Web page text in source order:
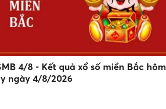
4/8 - Kết quả xổ số miền Bắc hôm
ngày 4/8/2026